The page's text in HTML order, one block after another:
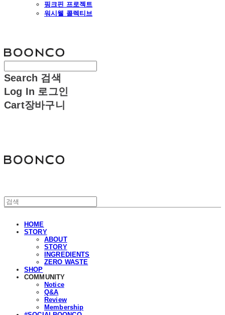
핑크핀 프로젝트
워시웰 콜렉티브
Search 검색
Log In 로그인
Cart장바구니
HOME
STORY
ABOUT
STORY
INGREDIENTS
ZERO WASTE
SHOP
COMMUNITY
Notice
Q&A
Review
Membership